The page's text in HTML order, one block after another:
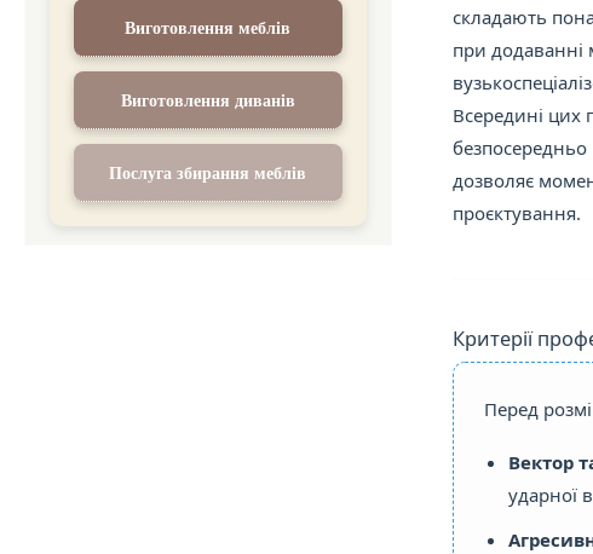
складають
при додаванні
Всередині цих
безпосередньо
дозволяє
проєктування.
Критерії
Перед
Вектор
ударної
Виготовлення меблів
Виготовлення диванів
Послуга збирання меблів